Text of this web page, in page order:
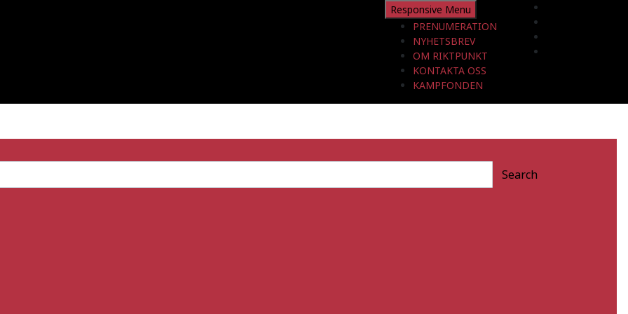
Responsive Menu
PRENUMERATION
NYHETSBREV
OM RIKTPUNKT
KONTAKTA OSS
KAMPFONDEN
Search